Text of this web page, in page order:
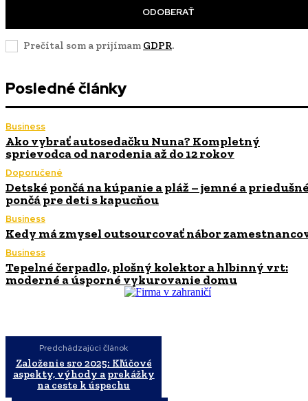
ODOBERAŤ
Prečítal som a prijímam GDPR.
Posledné články
Business
Ako vybrať autosedačku Nuna? Kompletný
sprievodca od narodenia až do 12 rokov
Doporučené
Detské pončá na kúpanie a pláž – jemné a
pončá pre deti s kapucňou
Business
Kedy má zmysel outsourcovať nábor
Business
Tepelné čerpadlo, plošný kolektor a hlbinný vrt:
moderné a úsporné vykurovanie domu
Predchádzajúci článok
Založenie sro 2025: Kľúčové
aspekty, výhody a prekážky
na ceste k úspechu